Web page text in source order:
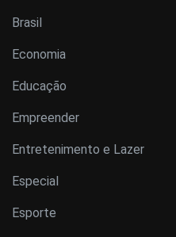
Brasil
Economia
Educação
Empreender
Entretenimento e Lazer
Especial
Esporte